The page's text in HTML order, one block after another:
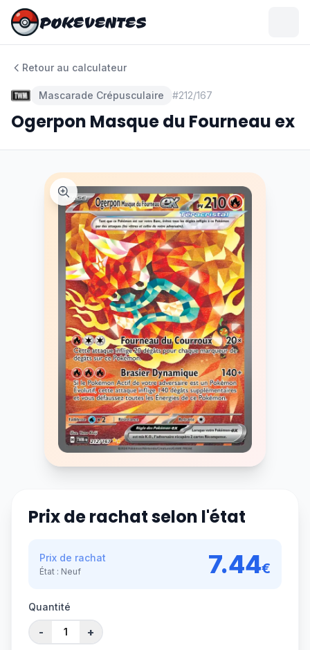
POKEVENTES
POKEVENTES
Retour au calculateur
Mascarade Crépusculaire #212/167
Ogerpon Masque du Fourneau ex
Prix de rachat selon l'état
Prix de rachat
État : Neuf 7.44€
Quantité
- +